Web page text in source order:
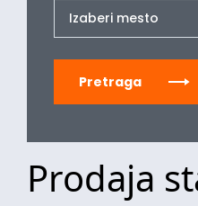
Izaberi mesto
Pretraga
Prodaja